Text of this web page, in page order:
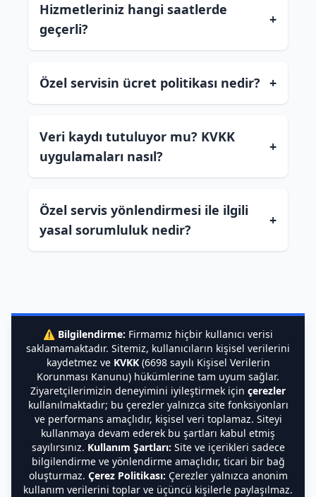
Hizmetleriniz hangi saatlerde
geçerli?
+
Özel servisin ücret politikası nedir? +
Veri kaydı tutuluyor mu? KVKK
uygulamaları nasıl?
+
Özel servis yönlendirmesi ile ilgili
yasal sorumluluk nedir?
+
⚠️ Bilgilendirme: Firmamız hiçbir kullanıcı verisi
saklamamaktadır. Sitemiz, kullanıcıların kişisel verilerini
kaydetmez ve KVKK(6698 sayılı Kişisel Verilerin
Korunması Kanunu) hükümlerine tam uyum sağlar.
Ziyaretçilerimizin deneyimini iyileştirmek için çerezler
kullanılmaktadır; bu çerezler yalnızca site fonksiyonları
ve performans amaçlıdır, kişisel veri toplamaz. Siteyi
kullanmaya devam ederek bu şartları kabul etmiş
sayılırsınız. Kullanım Şartları: Site ve içerikleri sadece
bilgilendirme ve yönlendirme amaçlıdır, ticari bir bağ
oluşturmaz. Çerez Politikası: Çerezler yalnızca anonim
kullanım verilerini toplar ve üçüncü kişilerle paylaşılmaz.